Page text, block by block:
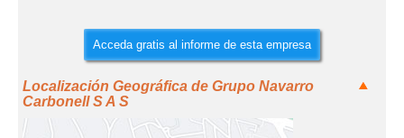
Acceda gratis al informe de esta empresa
Localización Geográfica de Grupo Navarro
Carbonell S A S